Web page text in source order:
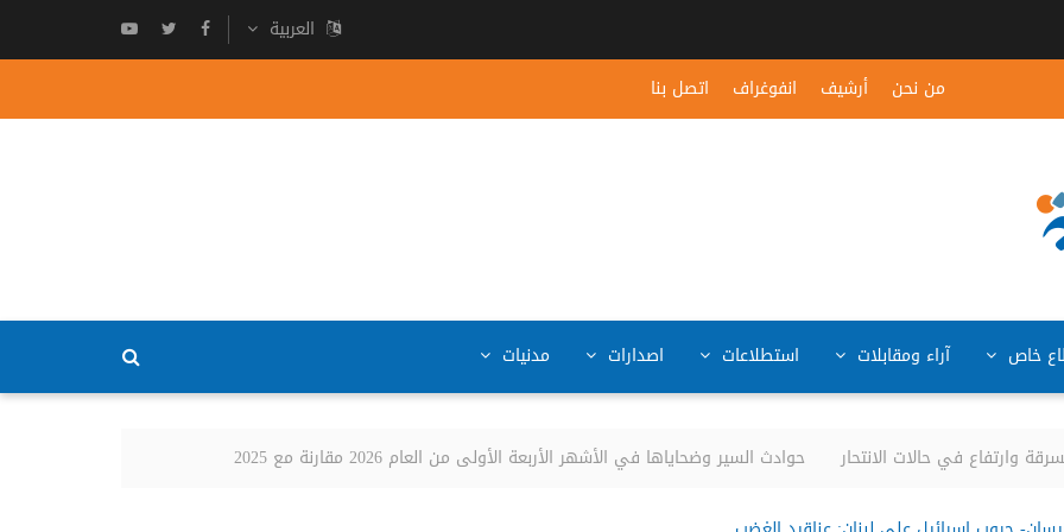
العربية
من نحن
أرشيف انفوغراف اتصل بنا
خاص آراء ومقابلات استطلاعات اصدارات مدنيات
حوادث السير وضحاياها في الأشهر الأربعة الأولى من العام 2026 مقارنة مع 2025 وارتفاع في حالات الانتحار